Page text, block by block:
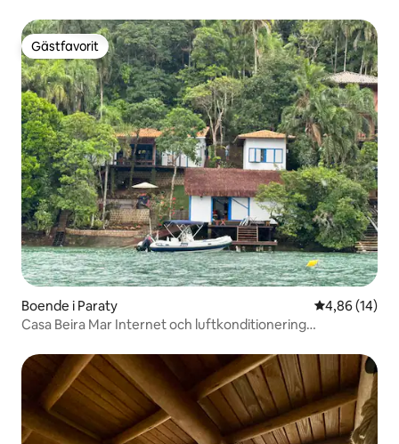
Gästfavorit
Gästfavorit
Boende i Paraty 4,86 av 5 i
4,86 (14)
Casa Beira Mar Internet och luftkonditionering